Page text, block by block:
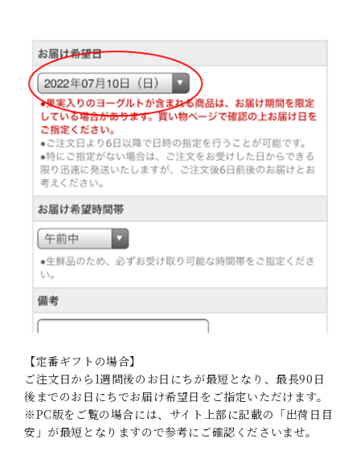
【定番ギフトの場合】
ご注文日から1週間後のお日にちが最短となり、最長90日
後までのお日にちでお届け希望日をご指定いただけます。
※PC版をご覧の場合には、サイト上部に記載の「出荷日目
安」が最短となりますので参考にご確認くださいませ。